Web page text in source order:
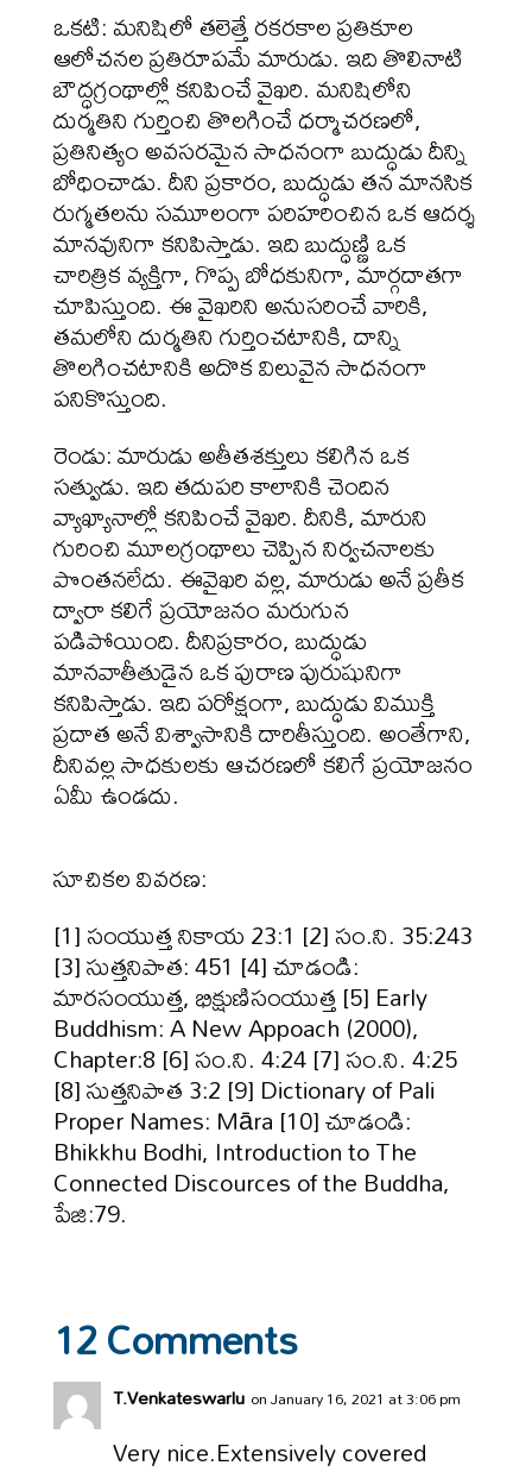
ఒకటి: మనిషిలో తలెత్తే రకరకాల ప్రతికూల
ఆలోచనల ప్రతిరూపమే మారుడు. ఇది తొలినాటి
బౌద్ధగ్రంథాల్లో కనిపించే వైఖరి. మనిషిలోని
దుర్మతిని గుర్తించి తొలగించే ధర్మాచరణలో,
ప్రతినిత్యం అవసరమైన సాధనంగా బుద్ధుడు దీన్ని
బోధించాడు. దీని ప్రకారం, బుద్ధుడు తన మానసిక
రుగ్మతలను సమూలంగా పరిహరించిన ఒక ఆదర్శ
మానవునిగా కనిపిస్తాడు. ఇది బుద్ధుణ్ణి ఒక
చారిత్రిక వ్యక్తిగా, గొప్ప బోధకునిగా, మార్గదాతగా
చూపిస్తుంది. ఈ వైఖరిని అనుసరించే వారికి,
తమలోని దుర్మతిని గుర్తించటానికి, దాన్ని
తొలగించటానికి అదొక విలువైన సాధనంగా
పనికొస్తుంది.
రెండు: మారుడు అతీతశక్తులు కలిగిన ఒక
సత్వుడు. ఇది తదుపరి కాలానికి చెందిన
వ్యాఖ్యానాల్లో కనిపించే వైఖరి. దీనికి, మారుని
గురించి మూలగ్రంథాలు చెప్పిన నిర్వచనాలకు
పొంతనలేదు. ఈవైఖరి వల్ల, మారుడు అనే ప్రతీక
ద్వారా కలిగే ప్రయోజనం మరుగున
పడిపోయింది. దీనిప్రకారం, బుద్ధుడు
మానవాతీతుడైన ఒక పురాణ పురుషునిగా
కనిపిస్తాడు. ఇది పరోక్షంగా, బుద్ధుడు విముక్తి
ప్రదాత అనే విశ్వాసానికి దారితీస్తుంది. అంతేగాని,
దీనివల్ల సాధకులకు ఆచరణలో కలిగే ప్రయోజనం
ఏమీ ఉండదు.
సూచికల వివరణ:
[1] సంయుత్త నికాయ 23:1 [2] సం.ని. 35:243
[3] సుత్తనిపాత: 451 [4] చూడండి:
మారసంయుత్త, భిక్షుణిసంయుత్త [5] Early
Buddhism: A New Appoach (2000),
Chapter:8 [6] సం.ని. 4:24 [7] సం.ని. 4:25
[8] సుత్తనిపాత 3:2 [9] Dictionary of Pali
Proper Names: Māra [10] చూడండి:
Bhikkhu Bodhi, Introduction to The
Connected Discources of the Buddha,
పేజి:79.
12 Comments
T.Venkateswarlu on January 16, 2021 at 3:06 pm
Very nice.Extensively covered